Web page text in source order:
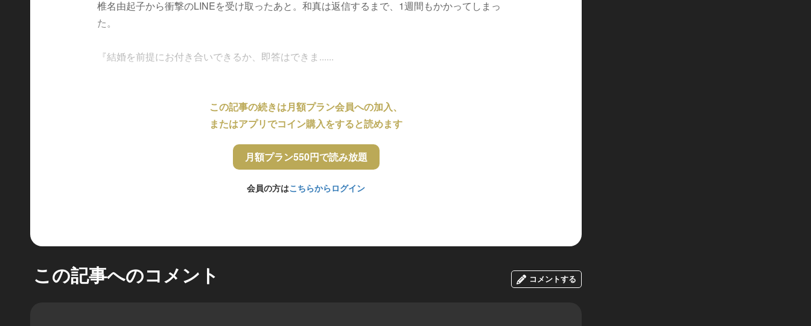
椎名由起子から衝撃のLINEを受け取ったあと。和真は返信するまで、1週間もかかってしまっ
た。
『結婚を前提にお付き合いできるか、即答はできま......
この記事の続きは月額プラン会員への加入、
またはアプリでコイン購入をすると読めます
月額プラン550円で読み放題
会員の方はこちらからログイン
この記事へのコメント コメントする